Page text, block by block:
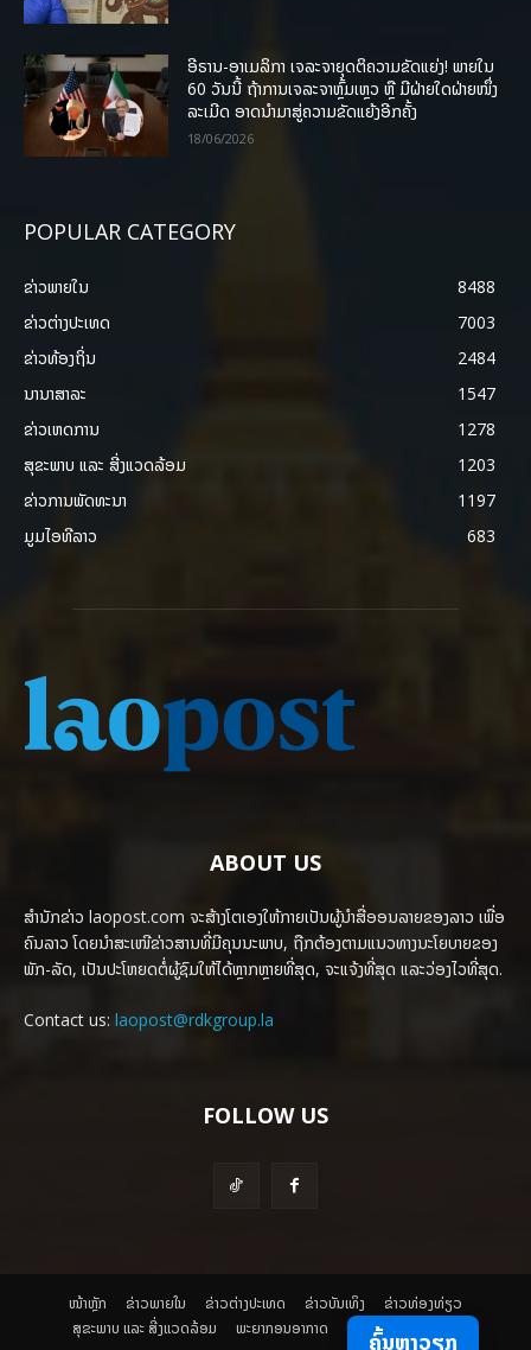
ອີຣານ-ອາເມລິກາ ເຈລະຈາຍຸດຕິຄວາມຂັດແຍ່ງ! ພາຍໃນ
60 ວັນນີ້ ຖ້າການເຈລະຈາຫຼົ້ມເຫຼວ ຫຼື ມີຝ່າຍໃດຝ່າຍໜຶ່ງ
ລະເມີດ ອາດນໍາມາສູ່ຄວາມຂັດແຍ້ງອີກຄັ້ງ
18/06/2026
POPULAR CATEGORY
ຂ່າວພາຍ​ໃນ
8488
ຂ່າວຕ່າງປະເທດ
7003
ຂ່າວທ້ອງຖິ່ນ
2484
ນານາສາລະ
1547
ຂ່າວເຫດການ
1278
ສຸຂະພາບ ແລະ ສີ່ງແວດລ້ອມ
1203
ຂ່າວການພັດທະນາ
1197
ມູມໄອທີລາວ
683
ABOUT US
ສຳນັກຂ່າວ laopost.com ຈະສ້າງໂຕເອງໃຫ້ກາຍເປັນຜູ້ນຳສື່ອອນລາຍຂອງລາວ ເພື່ອ
ຄົນລາວ ໂດຍນຳສະເໜີຂ່າວສານທີ່ມີຄຸນນະພາບ, ຖືກຕ້ອງຕາມແນວທາງນະໂຍບາຍຂອງ
ພັກ-ລັດ, ເປັນປະໂຫຍດຕໍ່ຜູ້ຊົມໃຫ້ໄດ້ຫຼາກຫຼາຍທີ່ສຸດ, ຈະແຈ້ງທີ່ສຸດ ແລະວ່ອງໄວທີ່ສຸດ.
Contact us: laopost@rdkgroup.la
FOLLOW US
ໜ້າຫຼັກ ຂ່າວພາຍ​ໃນ ຂ່າວຕ່າງປະເທດ ​ຂ່າວບັນເທິງ
​ຂ່າວທ່ອງທ່ຽວ
ສຸຂະພາບ ແລະ ສີ່ງແວດລ້ອມ
ພະຍາກອນອາກາດ ຄົ້ນຫາວຽກ